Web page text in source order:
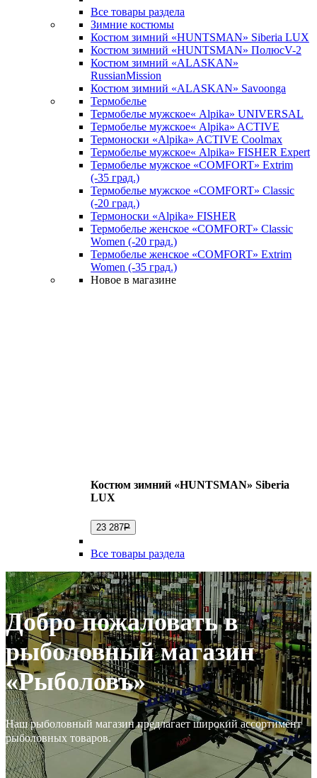
Все товары раздела
Зимние костюмы
Костюм зимний «HUNTSMAN» Siberia LUX
Костюм зимний «HUNTSMAN» ПолюсV-2
Костюм зимний «ALASKAN»
RussianMission
Костюм зимний «ALASKAN» Savoonga
Термобелье
Термобелье мужское« Alpika» UNIVERSAL
Термобелье мужское« Alpika» ACTIVE
Термоноски «Alpika» ACTIVE Coolmax
Термобелье мужское« Alpika» FISHER Expert
Термобелье мужское «COMFORT» Extrim
(-35 град.)
Термобелье мужское «COMFORT» Classic
(-20 град.)
Термоноски «Alpika» FISHER
Термобелье женское «COMFORT» Classic
Women (-20 град.)
Термобелье женское «COMFORT» Extrim
Women (-35 град.)
Новое в магазине
Костюм зимний «HUNTSMAN» Siberia
LUX
23 287Р
Все товары раздела
Добро пожаловать в
рыболовный магазин
«Рыболовъ»
Наш рыболовный магазин предлагает широкий ассортимент
рыболовных товаров.